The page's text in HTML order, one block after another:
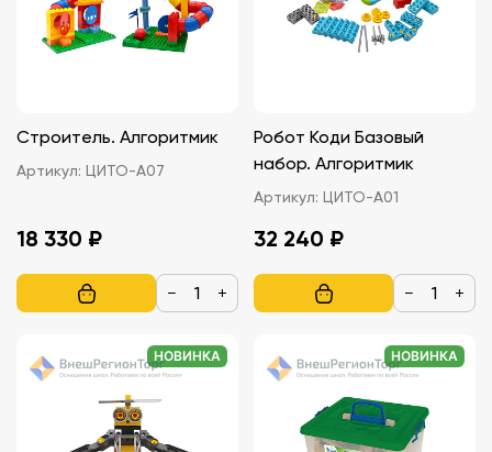
Строитель. Алгоритмик
Артикул: ЦИТО-А07
18 330 ₽
− +
Робот Коди Базовый
набор. Алгоритмик
Артикул: ЦИТО-А01
32 240 ₽
− +
НОВИНКА НОВИНКА